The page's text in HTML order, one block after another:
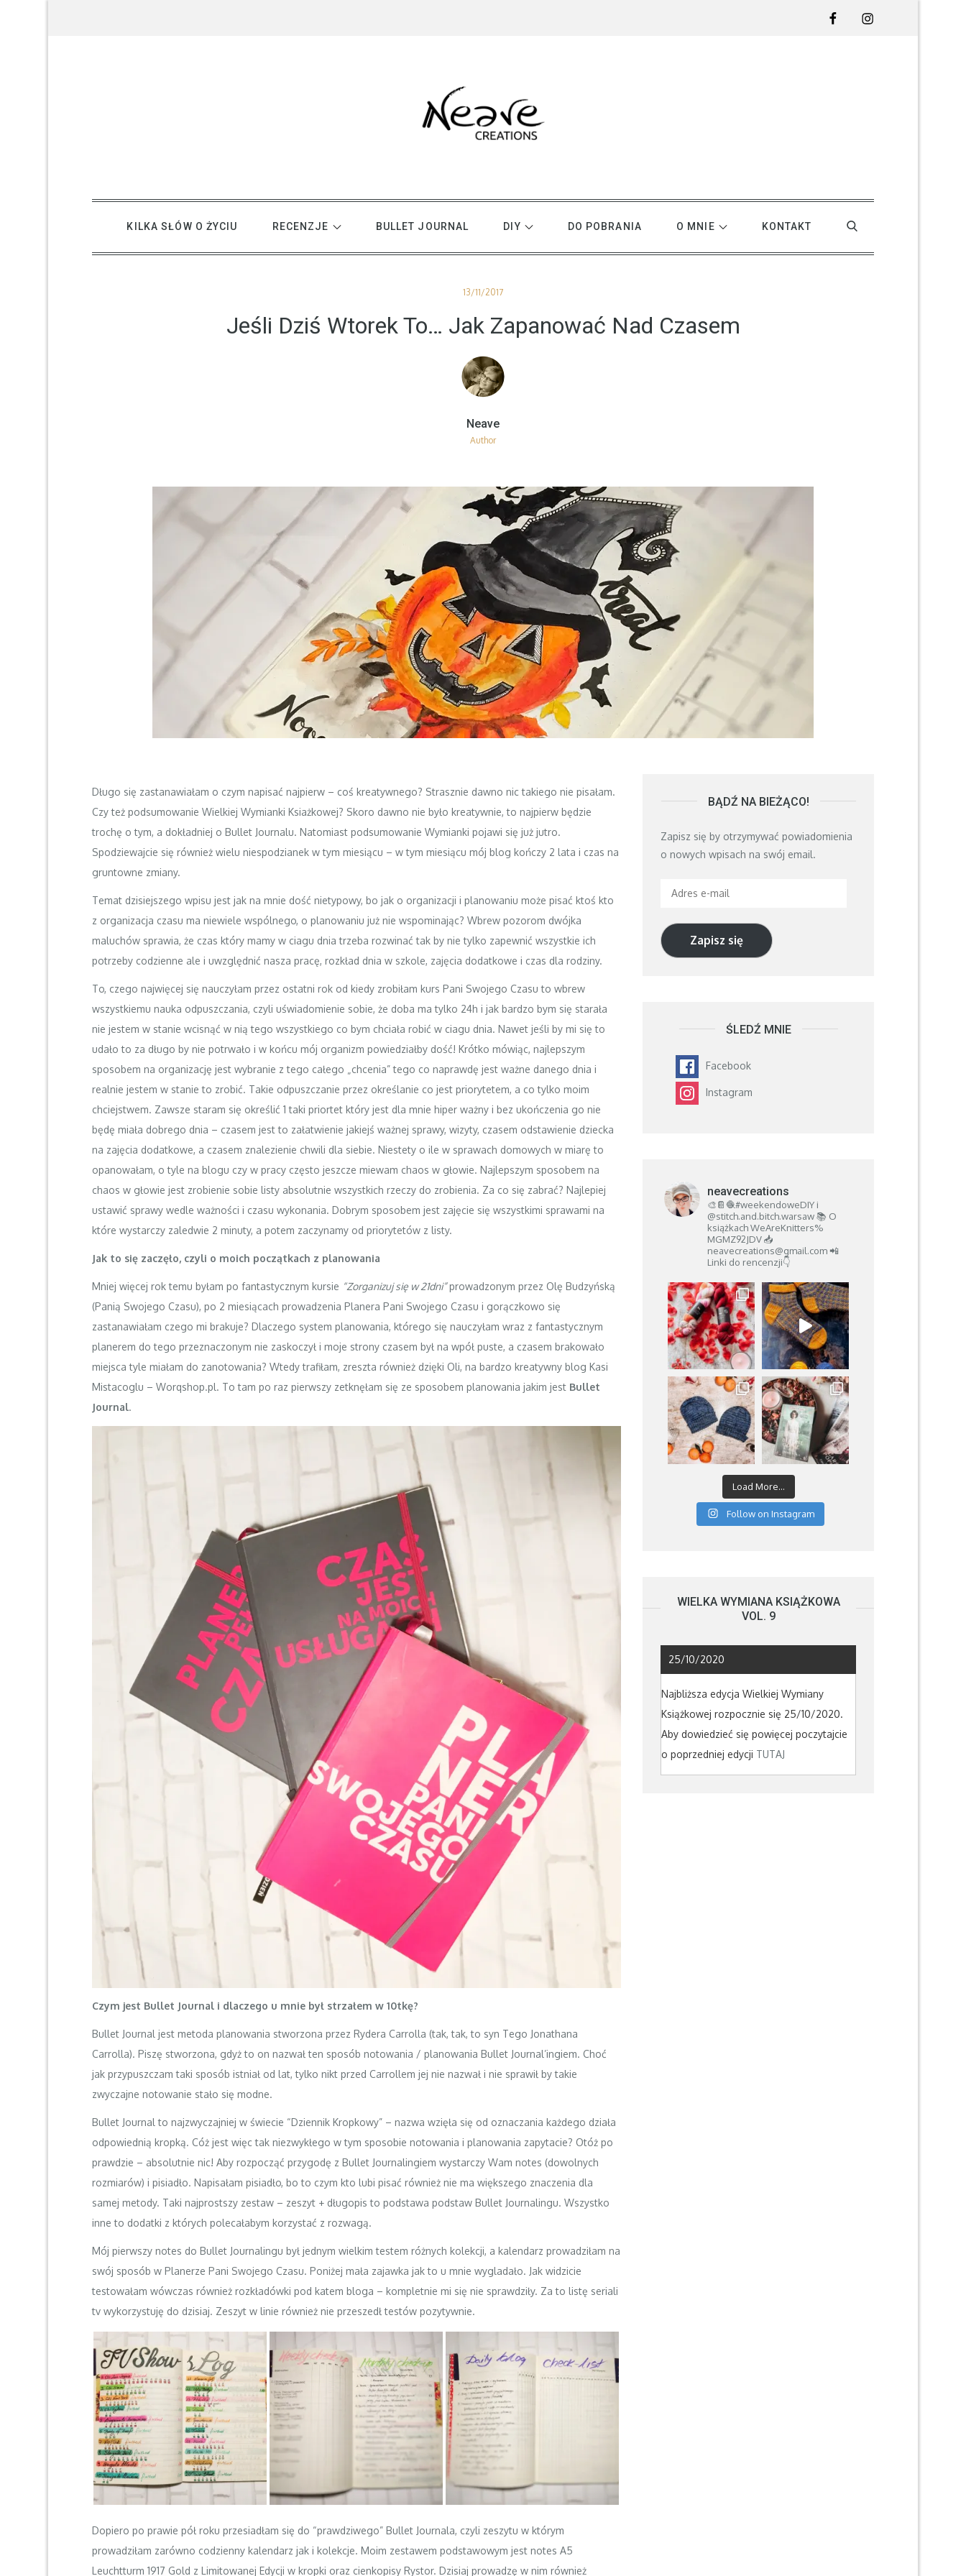
FacebookInstagram
KILKA SŁÓW O ŻYCIU RECENZJE BULLET JOURNAL DIY DO POBRANIA O MNIE KONTAKT
Posted
13/11/2017
Jeśli Dziś Wtorek To… Jak Zapanować Nad Czasem
Author
Długo się zastanawiałam o czym napisać najpierw – coś kreatywnego? Strasznie dawno nic takiego nie pisałam.
Czy też podsumowanie Wielkiej Wymianki Ksiażkowej? Skoro dawno nie było kreatywnie, to najpierw będzie
trochę o tym, a dokładniej o Bullet Journalu. Natomiast podsumowanie Wymianki pojawi się już jutro.
Spodziewajcie się również wielu niespodzianek w tym miesiącu – w tym miesiącu mój blog kończy 2 lata i czas na
gruntowne zmiany.
Temat dzisiejszego wpisu jest jak na mnie dość nietypowy, bo jak o organizacji i planowaniu może pisać ktoś kto
z organizacja czasu ma niewiele wspólnego, o planowaniu już nie wspominając? Wbrew pozorom dwójka
maluchów sprawia, że czas który mamy w ciagu dnia trzeba rozwinać tak by nie tylko zapewnić wszystkie ich
potrzeby codzienne ale i uwzględnić nasza pracę, rozkład dnia w szkole, zajęcia dodatkowe i czas dla rodziny.
To, czego najwięcej się nauczyłam przez ostatni rok od kiedy zrobiłam kurs Pani Swojego Czasu to wbrew
wszystkiemu nauka odpuszczania, czyli uświadomienie sobie, że doba ma tylko 24h i jak bardzo bym się starała
nie jestem w stanie wcisnąć w nią tego wszystkiego co bym chciała robić w ciagu dnia. Nawet jeśli by mi się to
udało to za długo by nie potrwało i w końcu mój organizm powiedziałby dość! Krótko mówiąc, najlepszym
sposobem na organizację jest wybranie z tego całego „chcenia” tego co naprawdę jest ważne danego dnia i
realnie jestem w stanie to zrobić. Takie odpuszczanie przez określanie co jest priorytetem, a co tylko moim
chciejstwem. Zawsze staram się określić 1 taki priortet który jest dla mnie hiper ważny i bez ukończenia go nie
będę miała dobrego dnia – czasem jest to załatwienie jakiejś ważnej sprawy, wizyty, czasem odstawienie dziecka
na zajęcia dodatkowe, a czasem znalezienie chwili dla siebie. Niestety o ile w sprawach domowych w miarę to
opanowałam, o tyle na blogu czy w pracy często jeszcze miewam chaos w głowie. Najlepszym sposobem na
chaos w głowie jest zrobienie sobie listy absolutnie wszystkich rzeczy do zrobienia. Za co się zabrać? Najlepiej
ustawić sprawy wedle ważności i czasu wykonania. Dobrym sposobem jest zajęcie się wszystkimi sprawami na
które wystarczy zaledwie 2 minuty, a potem zaczynamy od priorytetów z listy.
Jak to się zaczęło, czyli o moich początkach z planowania
Mniej więcej rok temu byłam po fantastycznym kursie “Zorganizuj się w 21dni”prowadzonym przez Olę Budzyńską
(Panią Swojego Czasu), po 2 miesiącach prowadzenia Planera Pani Swojego Czasu i gorączkowo się
zastanawiałam czego mi brakuje? Dlaczego system planowania, którego się nauczyłam wraz z fantastycznym
planerem do tego przeznaczonym nie zaskoczył i moje strony czasem był na wpół puste, a czasem brakowało
miejsca tyle miałam do zanotowania? Wtedy trafiłam, zreszta również dzięki Oli, na bardzo kreatywny blog Kasi
Mistacoglu – Worqshop.pl. To tam po raz pierwszy zetknęłam się ze sposobem planowania jakim jest Bullet
Journal.
Czym jest Bullet Journal i dlaczego u mnie był strzałem w 10tkę?
Bullet Journal jest metoda planowania stworzona przez Rydera Carrolla (tak, tak, to syn Tego Jonathana
Carrolla). Piszę stworzona, gdyż to on nazwał ten sposób notowania / planowania Bullet Journal’ingiem. Choć
jak przypuszczam taki sposób istniał od lat, tylko nikt przed Carrollem jej nie nazwał i nie sprawił by takie
zwyczajne notowanie stało się modne.
Bullet Journal to najzwyczajniej w świecie “Dziennik Kropkowy” – nazwa wzięła się od oznaczania każdego działa
odpowiednią kropką. Cóż jest więc tak niezwykłego w tym sposobie notowania i planowania zapytacie? Otóż po
prawdzie – absolutnie nic! Aby rozpocząć przygodę z Bullet Journalingiem wystarczy Wam notes (dowolnych
rozmiarów) i pisiadło. Napisałam pisiadło, bo to czym kto lubi pisać również nie ma większego znaczenia dla
samej metody. Taki najprostszy zestaw – zeszyt + długopis to podstawa podstaw Bullet Journalingu. Wszystko
inne to dodatki z których polecałabym korzystać z rozwagą.
Mój pierwszy notes do Bullet Journalingu był jednym wielkim testem różnych kolekcji, a kalendarz prowadziłam na
swój sposób w Planerze Pani Swojego Czasu. Poniżej mała zajawka jak to u mnie wygladało. Jak widzicie
testowałam wówczas również rozkładówki pod katem bloga – kompletnie mi się nie sprawdziły. Za to listę seriali
tv wykorzystuję do dzisiaj. Zeszyt w linie również nie przeszedł testów pozytywnie.
Dopiero po prawie pół roku przesiadłam się do “prawdziwego” Bullet Journala, czyli zeszytu w którym
prowadziłam zarówno codzienny kalendarz jak i kolekcje. Moim zestawem podstawowym jest notes A5
Leuchtturm 1917 Gold z Limitowanej Edycji w kropki oraz cienkopisy Rystor. Dzisiaj prowadzę w nim również
BĄDŹ NA BIEŻĄCO!
Zapisz się by otrzymywać powiadomienia
o nowych wpisach na swój email.
Adres
mail
Zapisz się
ŚLEDŹ MNIE
Facebook
Instagram
neavecreations
🎨📔🧶#weekendoweDIY i
@stitch.and.bitch.warsaw📚 O
książkachWeAreKnitters%
MGMZ92JDV📥
neavecreations@gmail.com📲
Linki do rencenzji👇
Load More...
Follow on Instagram
WIELKA WYMIANA KSIĄŻKOWA
VOL. 9
25/10/2020
Najbliższa edycja Wielkiej Wymiany
Książkowej rozpocznie się 25/10/2020.
Aby dowiedzieć się powięcej poczytajcie
o poprzedniej edycji TUTAJ